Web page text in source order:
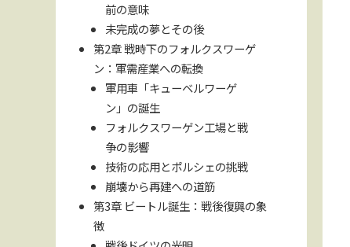
前の意味
未完成の夢とその後
第2章 戦時下のフォルクスワーゲ
ン：軍需産業への転換
軍用車「キューベルワーゲ
ン」の誕生
フォルクスワーゲン工場と戦
争の影響
技術の応用とポルシェの挑戦
崩壊から再建への道筋
第3章 ビートル誕生：戦後復興の象
徴